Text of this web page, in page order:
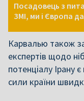
Посадовець з
ЗМІ, ми і Європа
Карвалью також
експертів щодо
потенціалу Ірану
сили країни